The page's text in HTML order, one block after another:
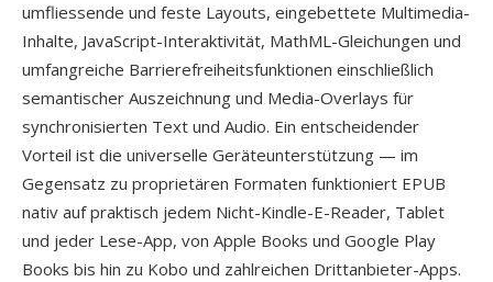
umfliessende und feste Layouts, eingebettete Multimedia-
Inhalte, JavaScript-Interaktivität, MathML-Gleichungen und
umfangreiche Barrierefreiheitsfunktionen einschließlich
semantischer Auszeichnung und Media-Overlays für
synchronisierten Text und Audio. Ein entscheidender
Vorteil ist die universelle Geräteunterstützung — im
Gegensatz zu proprietären Formaten funktioniert EPUB
nativ auf praktisch jedem Nicht-Kindle-E-Reader, Tablet
und jeder Lese-App, von Apple Books und Google Play
Books bis hin zu Kobo und zahlreichen Drittanbieter-Apps.